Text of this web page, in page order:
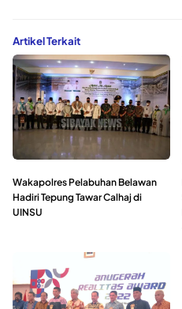
Artikel Terkait
Wakapolres Pelabuhan Belawan
Hadiri Tepung Tawar Calhaj di
UINSU